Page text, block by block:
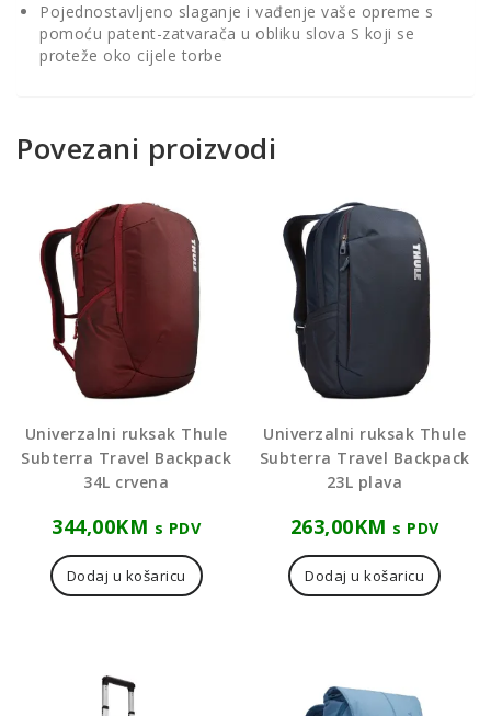
Pojednostavljeno slaganje i vađenje vaše opreme s
pomoću patent-zatvarača u obliku slova S koji se
proteže oko cijele torbe
Povezani proizvodi
Univerzalni ruksak Thule
Subterra Travel Backpack
34L crvena
344,00KM s PDV
Dodaj u košaricu
Univerzalni ruksak Thule
Subterra Travel Backpack
23L plava
263,00KM s PDV
Dodaj u košaricu